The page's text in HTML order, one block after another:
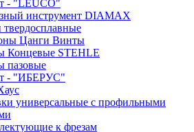
- "LEUCO"
инструмент DIAMAX
Цанги Винты
Концевые STEHLE
пазовые
- "ИБЕРУС"
универсальные с профильными
к фрезам